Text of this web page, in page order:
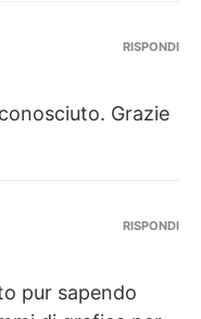
Grazie
RISPONDI
pur sapendo
RISPONDI